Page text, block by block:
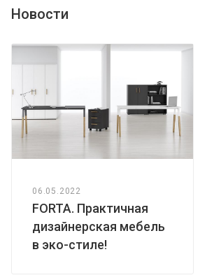
расширение у основания. Стол оснащен
по высоте опоры обеспечат столу
неровном полу.
Новости
06.05.2022
FORTA. Практичная
дизайнерская мебель
в эко-стиле!